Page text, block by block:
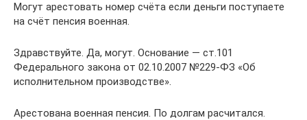
Могут арестовать номер счёта если деньги поступаете
на счёт пенсия военная.
Здравствуйте. Да, могут. Основание — ст.101
Федерального закона от 02.10.2007 №229-ФЗ «Об
исполнительном производстве».
Арестована военная пенсия. По долгам расчитался.